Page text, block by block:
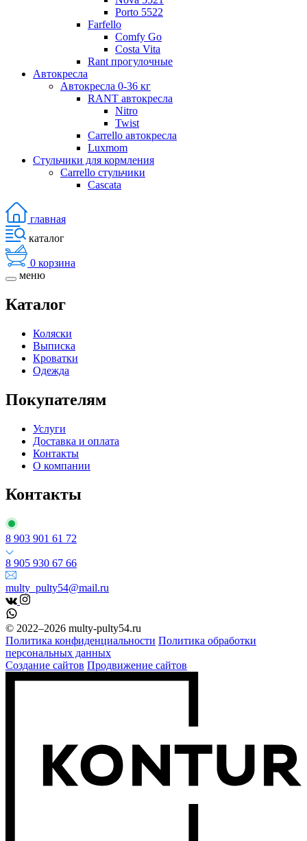
Porto 5522
Farfello
Comfy Go
Costa Vita
Rant прогулочные
Автокресла
Автокресла 0-36 кг
RANT автокресла
Nitro
Twist
Carrello автокресла
Luxmom
Стульчики для кормления
Carrello стульчики
Cascata
главная
каталог
0 корзина
меню
Каталог
Коляски
Выписка
Кроватки
Одежда
Покупателям
Услуги
Доставка и оплата
Контакты
О компании
Контакты
8 903 901 61 72
8 905 930 67 66
multy_pulty54@mail.ru
© 2022–2026 multy-pulty54.ru
Политика конфиденциальности Политика обработки
персональных данных
Создание сайтов Продвижение сайтов